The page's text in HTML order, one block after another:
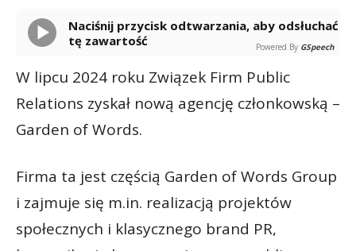
Naciśnij przycisk odtwarzania, aby odsłuchać
tę zawartość
Powered By GSpeech
W lipcu 2024 roku Związek Firm Public
Relations zyskał nową agencję członkowską –
Garden of Words.
Firma ta jest częścią Garden of Words Group
i zajmuje się m.in. realizacją projektów
społecznych i klasycznego brand PR,